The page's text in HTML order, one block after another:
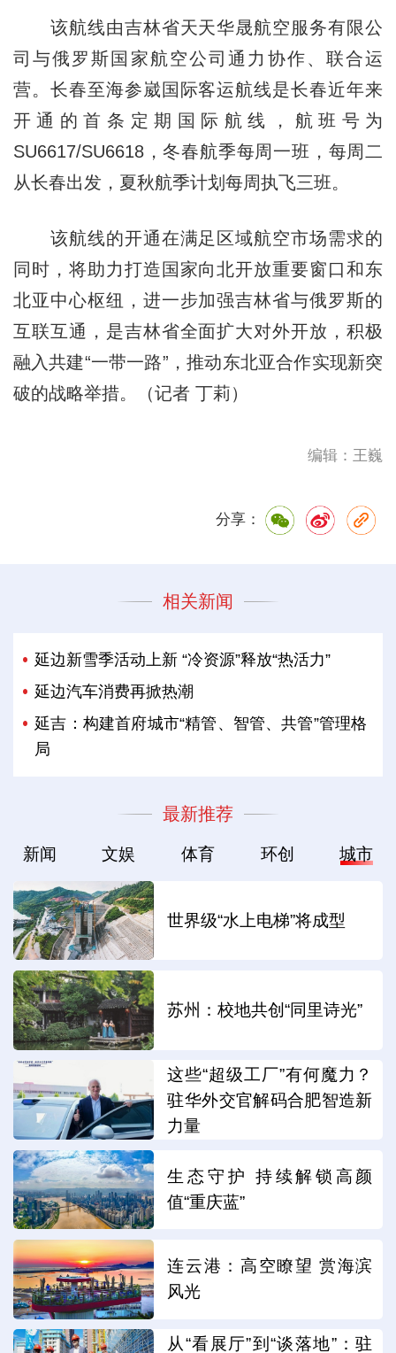
该航线由吉林省天天华晟航空服务有限公
司与俄罗斯国家航空公司通力协作、联合运
营。长春至海参崴国际客运航线是长春近年来
开通的首条定期国际航线，航班号为
SU6617/SU6618，冬春航季每周一班，每周二
从长春出发，夏秋航季计划每周执飞三班。
该航线的开通在满足区域航空市场需求的
同时，将助力打造国家向北开放重要窗口和东
北亚中心枢纽，进一步加强吉林省与俄罗斯的
互联互通，是吉林省全面扩大对外开放，积极
融入共建“一带一路”，推动东北亚合作实现新突
破的战略举措。（记者 丁莉）
编辑：王巍
分享：
相关新闻
延边新雪季活动上新 “冷资源”释放“热活力”
延边汽车消费再掀热潮
延吉：构建首府城市“精管、智管、共管”管理格
局
最新推荐
新闻 文娱 体育 环创 城市
世界级“水上电梯”将成型
苏州：校地共创“同里诗光”
这些“超级工厂”有何魔力？
驻华外交官解码合肥智造新
力量
生态守护 持续解锁高颜
值“重庆蓝”
连云港：高空瞭望 赏海滨
风光
从“看展厅”到“谈落地”：驻